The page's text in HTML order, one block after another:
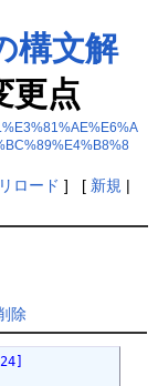
構文解
更点
リロード ] [ 新規 |
除